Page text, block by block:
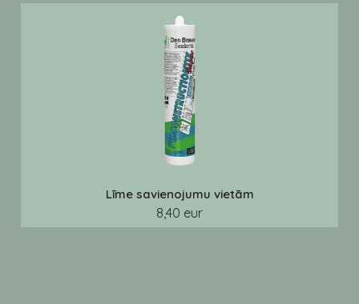
Līme savienojumu vietām
8,40 eur